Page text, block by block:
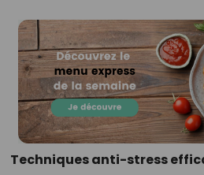
Techniques anti-stress